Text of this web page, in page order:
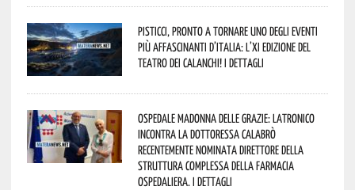
Pisticci, pronto a tornare uno degli eventi
più affascinanti d’Italia: l’XI edizione del
Teatro dei Calanchi! I dettagli
Ospedale Madonna delle Grazie: Latronico
incontra la dottoressa Calabrò
recentemente nominata Direttore della
Struttura Complessa della Farmacia
Ospedaliera. I dettagli